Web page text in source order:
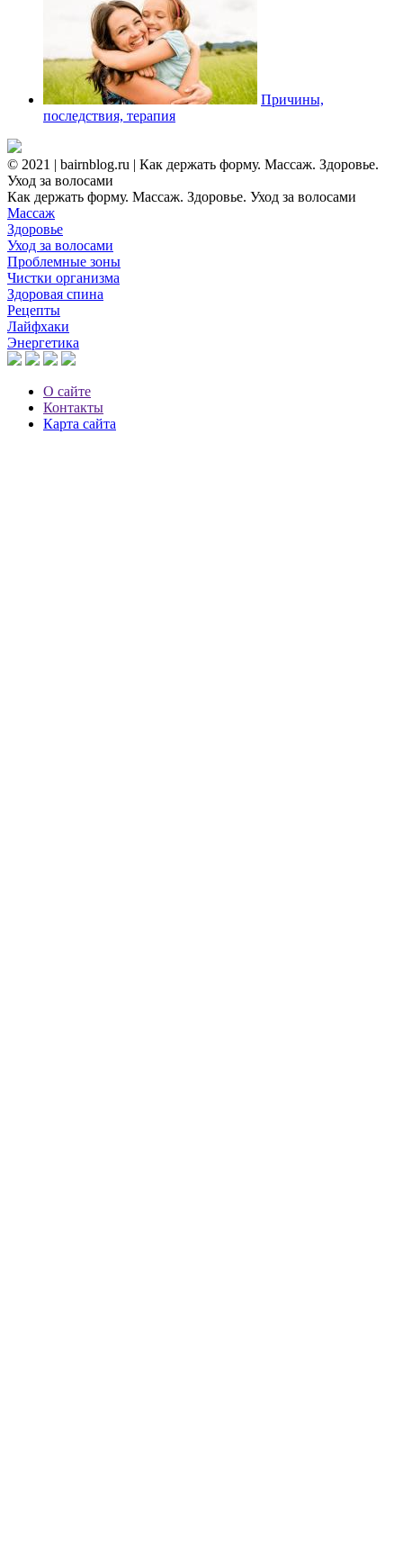
Причины,
последствия, терапия
© 2021 | bairnblog.ru | Как держать форму. Массаж. Здоровье.
Уход за волосами
Как держать форму. Массаж. Здоровье. Уход за волосами
Массаж
Здоровье
Уход за волосами
Проблемные зоны
Чистки организма
Здоровая спина
Рецепты
Лайфхаки
Энергетика
О сайте
Контакты
Карта сайта